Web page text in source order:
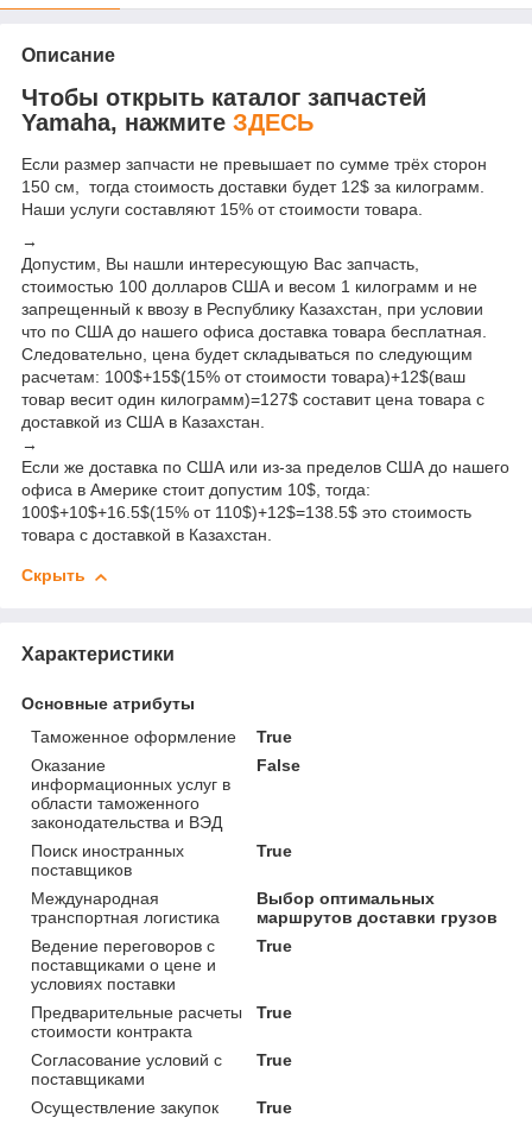
Описание
Чтобы открыть каталог запчастей
Yamaha, нажмите ЗДЕСЬ
Если размер запчасти не превышает по сумме трёх сторон
150 см, тогда стоимость доставки будет 12$ за килограмм.
Наши услуги составляют 15% от стоимости товара.
→
Допустим, Вы нашли интересующую Вас запчасть,
стоимостью 100 долларов США и весом 1 килограмм и не
запрещенный к ввозу в Республику Казахстан, при условии
что по США до нашего офиса доставка товара бесплатная.
Следовательно, цена будет складываться по следующим
расчетам: 100$+15$(15% от стоимости товара)+12$(ваш
товар весит один килограмм)=127$ составит цена товара с
доставкой из США в Казахстан.
→
Если же доставка по США или из-за пределов США до нашего
офиса в Америке стоит допустим 10$, тогда:
100$+10$+16.5$(15% от 110$)+12$=138.5$ это стоимость
товара с доставкой в Казахстан.
Скрыть
Характеристики
Основные атрибуты
Таможенное оформление
True
Оказание
информационных услуг в
области таможенного
законодательства и ВЭД
False
Поиск иностранных
поставщиков
True
Международная
транспортная логистика
Выбор оптимальных
маршрутов доставки грузов
Ведение переговоров с
поставщиками о цене и
условиях поставки
True
Предварительные расчеты
стоимости контракта
True
Согласование условий с
поставщиками
True
Осуществление закупок
True